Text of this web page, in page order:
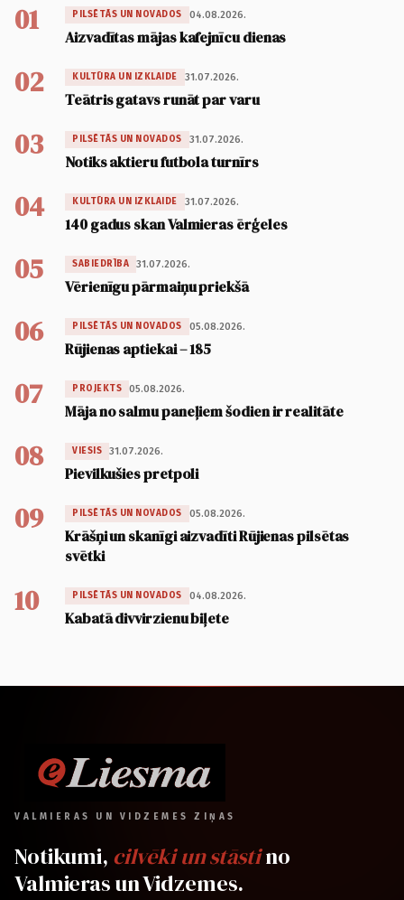
01 PILSĒTĀS UN NOVADOS 04.08.2026.
Aizvadītas mājas kafejnīcu dienas
02 KULTŪRA UN IZKLAIDE 31.07.2026.
Teātris gatavs runāt par varu
03 PILSĒTĀS UN NOVADOS 31.07.2026.
Notiks aktieru futbola turnīrs
04 KULTŪRA UN IZKLAIDE 31.07.2026.
140 gadus skan Valmieras ērģeles
05 SABIEDRĪBA 31.07.2026.
Vērienīgu pārmaiņu priekšā
06 PILSĒTĀS UN NOVADOS 05.08.2026.
Rūjienas aptiekai – 185
07 PROJEKTS 05.08.2026.
Māja no salmu paneļiem šodien ir realitāte
08 VIESIS 31.07.2026.
Pievilkušies pretpoli
09 PILSĒTĀS UN NOVADOS 05.08.2026.
Krāšņi un skanīgi aizvadīti Rūjienas pilsētas
svētki
10 PILSĒTĀS UN NOVADOS 04.08.2026.
Kabatā divvirzienu biļete
VALMIERAS UN VIDZEMES ZIŅAS
Notikumi, cilvēki un stāstino
Valmieras un Vidzemes.